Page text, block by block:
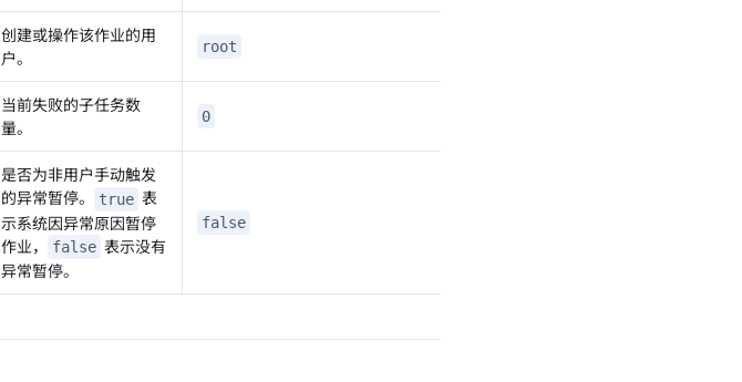
创建或操作该作业的用
户。
root
当前失败的子任务数
量。
0
是否为非用户手动触发
的异常暂停。
true 表
示系统因异常原因暂停
作业，
false 表示没有
异常暂停。
false